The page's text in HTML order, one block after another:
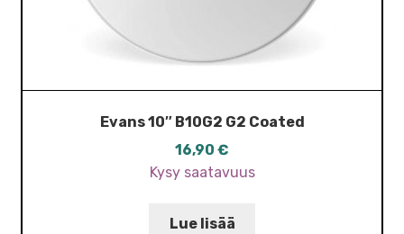
Evans 10″ B10G2 G2 Coated
16,90 €
Kysy saatavuus
Lue lisää